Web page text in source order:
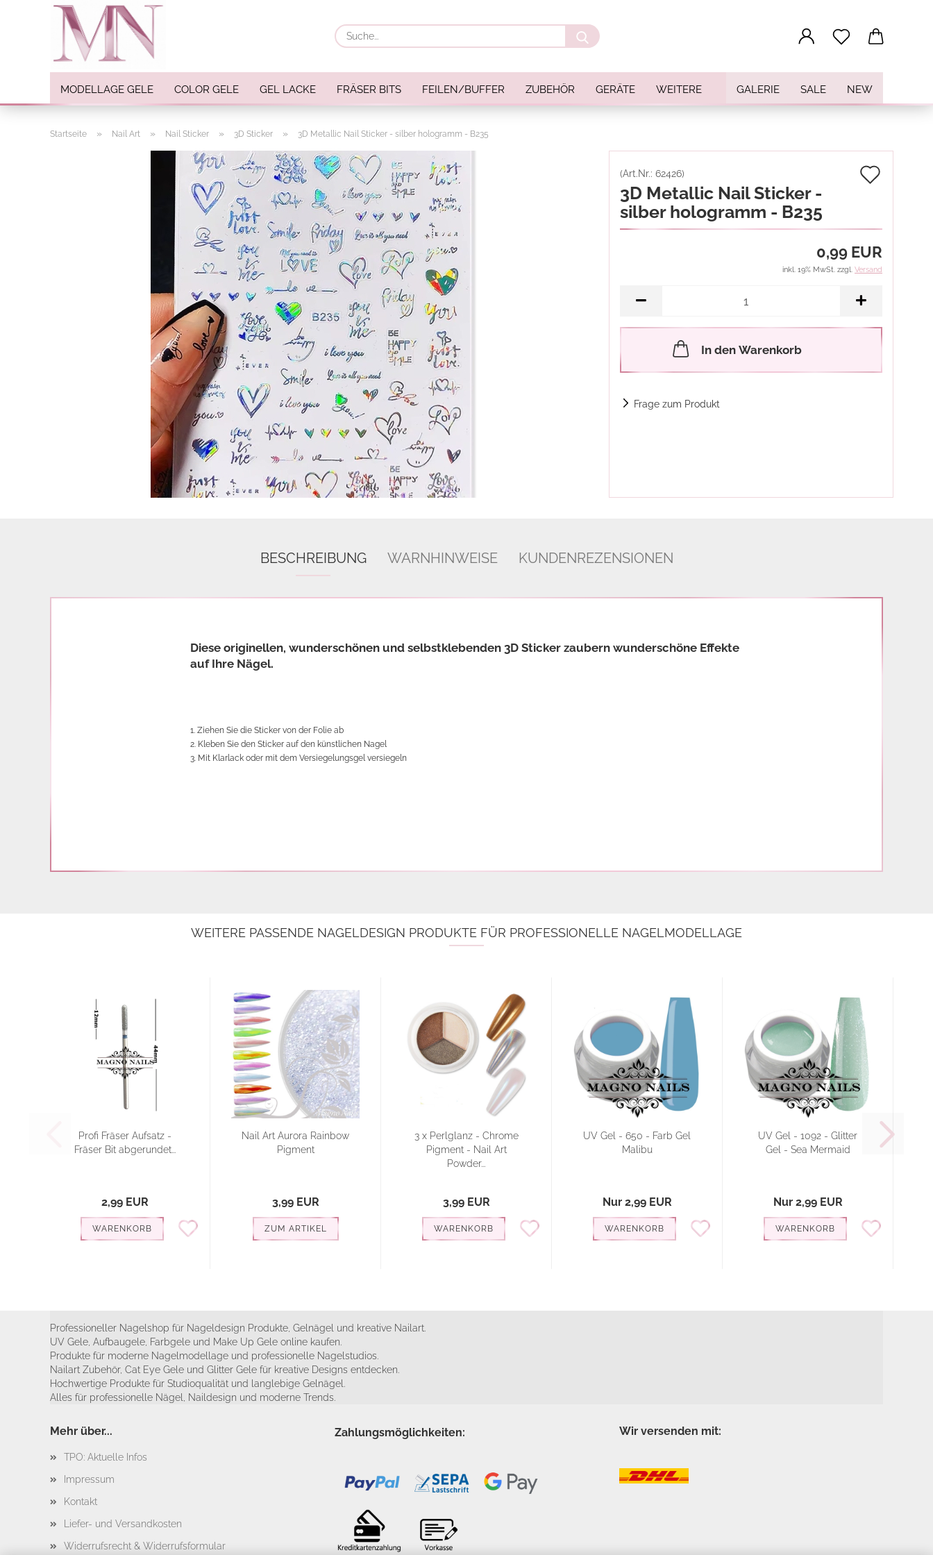
Suche...
MODELLAGE GELE COLOR GELE GEL LACKE FRÄSER BITS FEILEN/BUFFER ZUBEHÖR GERÄTE GALERIE SALE NEW
WEITERE
Strasssteine
Einlegemotive / Overlays
Pigmente
Nail Sticker
Nail Art Folien
Nail Stamping
Glitter
INK Colors
Nail Art Sets
Airbrush
3D Nail Formen
Feine Acrylfarbe / Aquarell
Nail Piercing
Startseite » Nail Art » Nail Sticker » 3D Sticker » 3D Metallic Nail Sticker - silber hologramm - B235
(Art.Nr.: 62426)
3D Metallic Nail Sticker -
silber hologramm - B235
0,99 EUR
inkl. 19% MwSt. zzgl. Versand
In den Warenkorb
Frage zum Produkt
BESCHREIBUNG WARNHINWEISE KUNDENREZENSIONEN
Diese originellen, wunderschönen und selbstklebenden 3D Sticker zaubern wunderschöne Effekte
auf Ihre Nägel.
1. Ziehen Sie die Sticker von der Folie ab
2. Kleben Sie den Sticker auf den künstlichen Nagel
3. Mit Klarlack oder mit dem Versiegelungsgel versiegeln
WEITERE PASSENDE NAGELDESIGN PRODUKTE FÜR PROFESSIONELLE NAGELMODELLAGE
Profi Fräser Aufsatz -
Fräser Bit abgerundet...
2,99 EUR
WARENKORB
Nail Art Aurora Rainbow
Pigment
3,99 EUR
ZUM ARTIKEL
3 x Perlglanz - Chrome
Pigment - Nail Art
Powder...
3,99 EUR
WARENKORB
UV Gel - 650 - Farb Gel
Malibu
Nur 2,99 EUR
WARENKORB
UV Gel - 1092 - Glitter
Gel - Sea Mermaid
Nur 2,99 EUR
WARENKORB
Professioneller Nagelshop für Nageldesign Produkte, Gelnägel und kreative Nailart.
UV Gele, Aufbaugele, Farbgele und Make Up Gele online kaufen.
Produkte für moderne Nagelmodellage und professionelle Nagelstudios.
Nailart Zubehör, Cat Eye Gele und Glitter Gele für kreative Designs entdecken.
Hochwertige Produkte für Studioqualität und langlebige Gelnägel.
Alles für professionelle Nägel, Naildesign und moderne Trends.
Mehr über...
TPO: Aktuelle Infos
Impressum
Kontakt
Liefer- und Versandkosten
Widerrufsrecht & Widerrufsformular
Zahlungsmöglichkeiten: Wir versenden mit: